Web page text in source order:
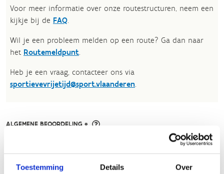
Toestemming Details Over
Voor meer informatie over onze routestructuren, neem een
kijkje bij de FAQ.
Wil je een probleem melden op een route? Ga dan naar
het Routemeldpunt.
Heb je een vraag, contacteer ons via
sportievevrijetijd@sport.vlaanderen.​
ALGEMENE BEOORDELING *